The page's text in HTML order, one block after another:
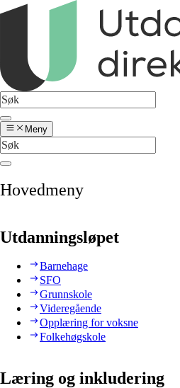
Meny
Hovedmeny
Utdanningsløpet
Barnehage
SFO
Grunnskole
Videregående
Opplæring for voksne
Folkehøgskole
Læring og inkludering